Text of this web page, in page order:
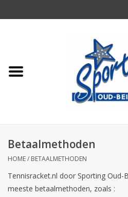
Tennisrackets
Squash
Betaalmethoden
HOME/ BETAALMETHODEN
Tennisracket.nl door Sporting Oud-
meeste betaalmethoden, zoals :